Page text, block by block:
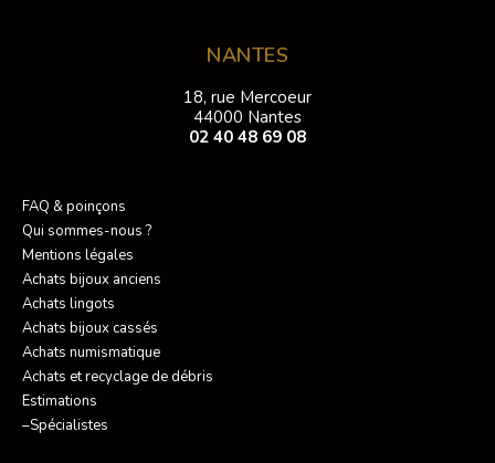
NANTES
18, rue Mercoeur
44000 Nantes
02 40 48 69 08
FAQ & poinçons
Qui sommes-nous ?
Mentions légales
Achats bijoux anciens
Achats lingots
Achats bijoux cassés
Achats numismatique
Achats et recyclage de débris
Estimations
–Spécialistes